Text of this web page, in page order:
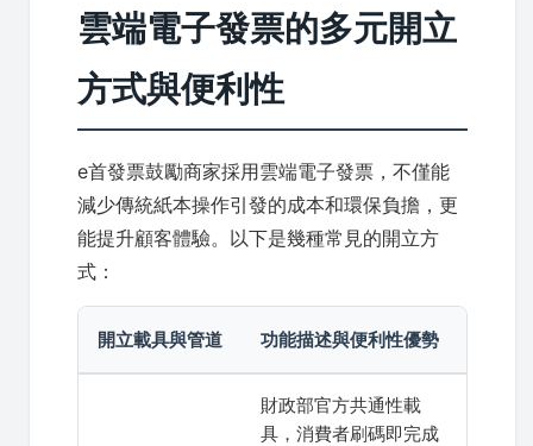
雲端電子發票的多元開立
方式與便利性
e首發票鼓勵商家採用雲端電子發票，不僅能
減少傳統紙本操作引發的成本和環保負擔，更
能提升顧客體驗。以下是幾種常見的開立方
式：
開立載具與管道 功能描述與便利性優勢
財政部官方共通性載
具，消費者刷碼即完成